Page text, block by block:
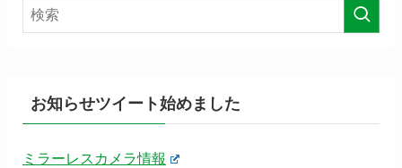
お知らせツイート始めました
ミラーレスカメラ情報